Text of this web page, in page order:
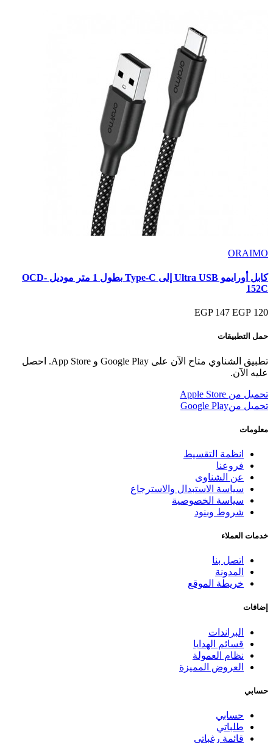
ORAIMO
كابل أورايمو Ultra USB إلى Type-C بطول 1 متر موديل OCD-
152C
120 EGP
147 EGP
حمل التطبيقات
تطبيق الشناوي متاح الآن على Google Play و App Store. احصل
عليه الآن.
تحميل من Apple Store
تحميل منGoogle Play
معلومات
انظمة التقسيط
فروعنا
عن الشناوى
سياسة الاستبدال والاسترجاع
سياسة الخصوصية
شروط وبنود
خدمات العملاء
اتصل بنا
المدونة
خريطة الموقع
إضافات
البراندات
قسائم الهدايا
نظام العمولة
العروض المميزة
حسابي
حسابي
طلباتي
قائمة رغباتي